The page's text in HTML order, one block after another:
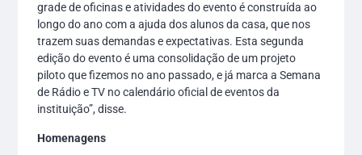
grade de oficinas e atividades do evento é construída ao
longo do ano com a ajuda dos alunos da casa, que nos
trazem suas demandas e expectativas. Esta segunda
edição do evento é uma consolidação de um projeto
piloto que fizemos no ano passado, e já marca a Semana
de Rádio e TV no calendário oficial de eventos da
instituição”, disse.
Homenagens